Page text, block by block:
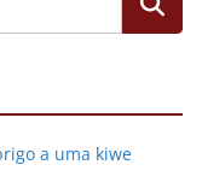
a uma kiwe